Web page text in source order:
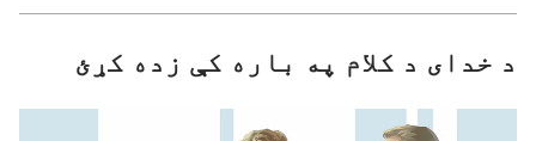
د خدای د کلام په باره کې زده کړئ